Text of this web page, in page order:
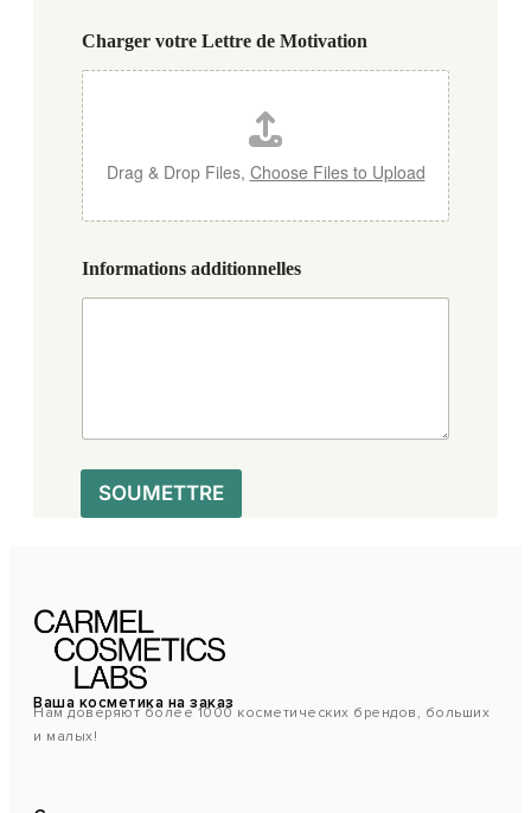
Charger votre Lettre de Motivation
Drag & Drop Files, Choose Files to Upload
Informations additionnelles
SOUMETTRE
Ваша косметика на заказ
Нам доверяют более 1000 косметических брендов, больших
и малых!